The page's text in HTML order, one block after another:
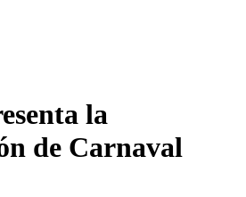
la
de Carnaval